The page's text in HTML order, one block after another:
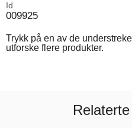
Id
009925
Trykk på en av de
utforske flere produkter.